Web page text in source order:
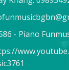
- Piano